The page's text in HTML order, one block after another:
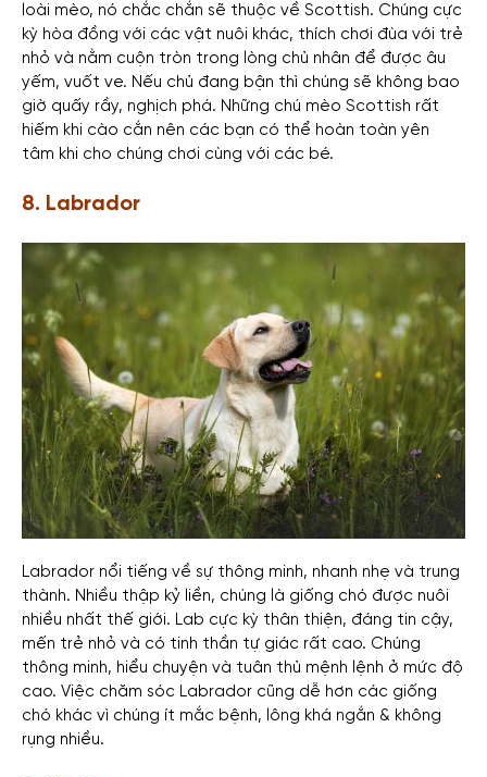
loài mèo, nó chắc chắn sẽ thuộc về Scottish. Chúng cực
kỳ hòa đồng với các vật nuôi khác, thích chơi đùa với trẻ
nhỏ và nằm cuộn tròn trong lòng chủ nhân để được âu
yếm, vuốt ve. Nếu chủ đang bận thì chúng sẽ không bao
giờ quấy rầy, nghịch phá. Những chú mèo Scottish rất
hiếm khi cào cắn nên các bạn có thể hoàn toàn yên
tâm khi cho chúng chơi cùng với các bé.
8. Labrador
Labrador nổi tiếng về sự thông minh, nhanh nhẹ và trung
thành. Nhiều thập kỷ liền, chúng là giống chó được nuôi
nhiều nhất thế giới. Lab cực kỳ thân thiện, đáng tin cậy,
mến trẻ nhỏ và có tinh thần tự giác rất cao. Chúng
thông minh, hiểu chuyện và tuân thủ mệnh lệnh ở mức độ
cao. Việc chăm sóc Labrador cũng dễ hơn các giống
chó khác vì chúng ít mắc bệnh, lông khá ngắn & không
rụng nhiều.